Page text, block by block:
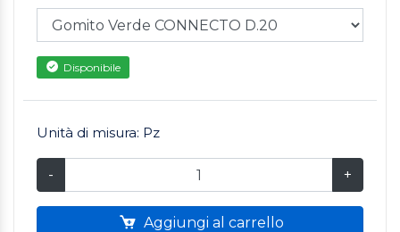
Disponibile
Unità di misura: Pz
- +
Aggiungi al carrello